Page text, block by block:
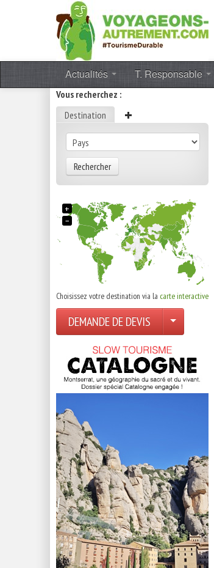
Actualités T. Responsable
Vous recherchez :
Destination
Rechercher
+
−
Choisissez votre destination via la carte interactive
DEMANDE DE DEVIS